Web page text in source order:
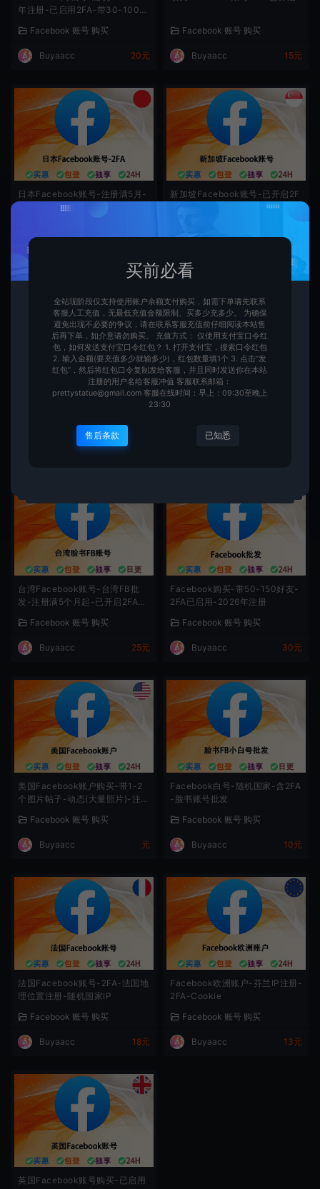
年注册-已启用2FA-带30-100好
Facebook 账号 购买
Buyaacc 20元
Facebook 账号 购买
Buyaacc 15元
日本Facebook账号-注册满5月-
日语名字-带2FA-日本脸书白号
新加坡Facebook账号-已开启2F
A登录-注册满5个月起-带Cookie
香港Facebook账号购买-香港脸
书老号-注册满5月起-2FA-Cooki
Facebook 账号 购买
美国Facebook账号购买-仅使用
台湾Facebook账号-台湾FB批
发-注册满5个月起-已开启2FA登
Facebook 账号 购买
Buyaacc 25元
Facebook购买-带50-150好友-
2FA已启用-2026年注册
Facebook 账号 购买
Buyaacc 30元
美国Facebook账户购买-带1-2
个图片帖子-动态(大量照片)-注册
Facebook 账号 购买
Buyaacc 元
Facebook白号-随机国家-含2FA
-脸书账号批发
Facebook 账号 购买
Buyaacc 10元
法国Facebook账号-2FA-法国地
理位置注册-随机国家IP
Facebook 账号 购买
Buyaacc 18元
Facebook欧洲账户-芬兰IP注册-
2FA-Cookie
Facebook 账号 购买
Buyaacc 13元
英国Facebook账号购买-已启用
买前必看
全站现阶段仅支持使用账户余额支付购买，如需下单请先联系
客服人工充值，无最低充值金额限制、买多少充多少。 为确保
避免出现不必要的争议，请在联系客服充值前仔细阅读本站售
后再下单，如介意请勿购买。 充值方式： 仅使用支付宝口令红
包，如何发送支付宝口令红包？ 1. 打开支付宝，搜索口令红包
2. 输入金额(要充值多少就输多少)，红包数量填1个 3. 点击“发
红包”，然后将红包口令复制发给客服，并且同时发送你在本站
注册的用户名给客服冲值 客服联系邮箱：
prettystatue@gmail.com 客服在线时间：早上：09:30至晚上
23:30
售后条款 已知悉